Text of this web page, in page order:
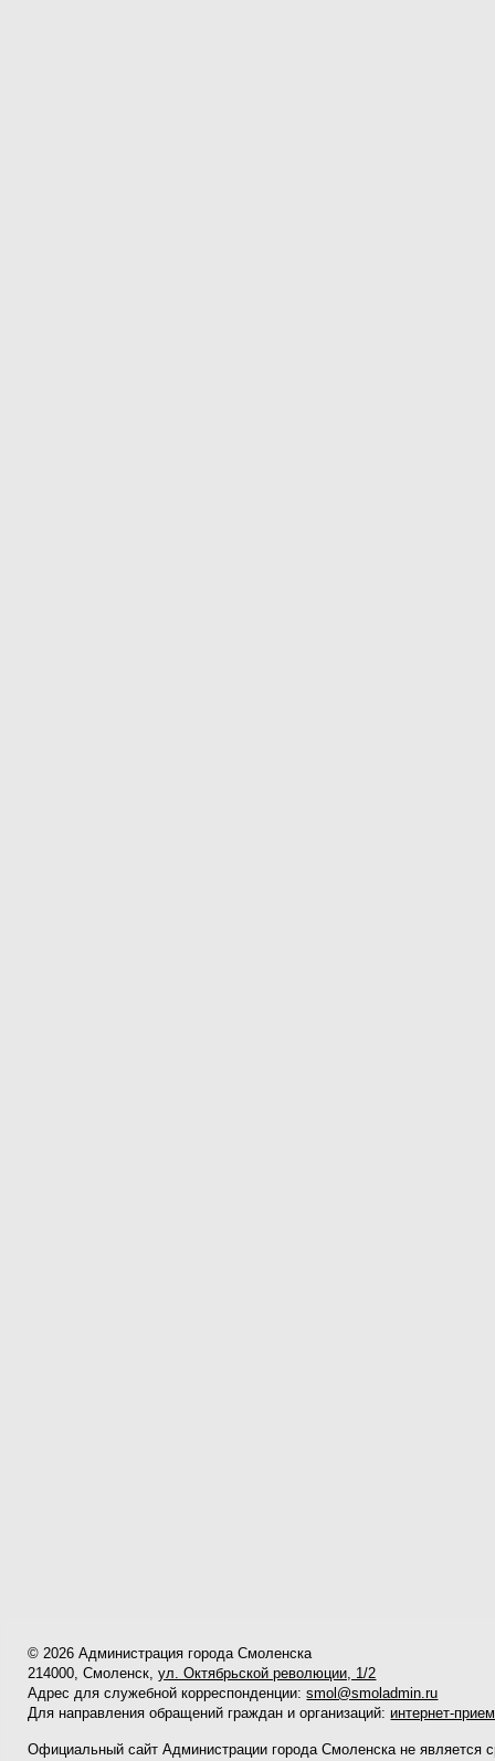
© 2026 Администрация города Смоленска
214000, Смоленск,ул. Октябрьской революции, 1/2
Адрес для служебной корреспонденции:smol@smoladmin.ru
Для направления обращений граждан и организаций: интернет-
Официальный сайт Администрации города Смоленска не является